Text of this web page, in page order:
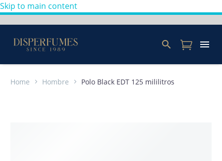
Skip to main content
Home Hombre Polo Black EDT 125 mililitros